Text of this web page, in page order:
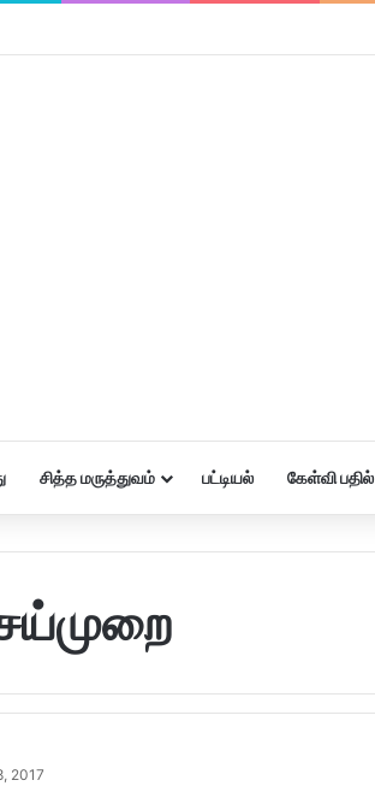
சித்த மருத்துவம் பட்டியல் கேள்வி பதில்
2017